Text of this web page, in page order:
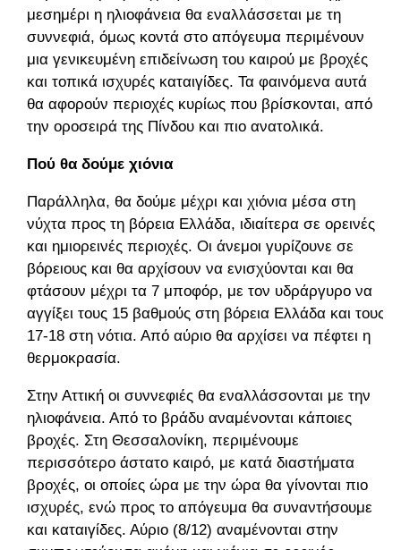
μεσημέρι η ηλιοφάνεια θα εναλλάσσεται με τη
συννεφιά, όμως κοντά στο απόγευμα περιμένουν
μια γενικευμένη επιδείνωση του καιρού με βροχές
και τοπικά ισχυρές καταιγίδες. Τα φαινόμενα αυτά
θα αφορούν περιοχές κυρίως που βρίσκονται, από
την οροσειρά της Πίνδου και πιο ανατολικά.
Πού θα δούμε χιόνια
Παράλληλα, θα δούμε μέχρι και χιόνια μέσα στη
νύχτα προς τη βόρεια Ελλάδα, ιδιαίτερα σε ορεινές
και ημιορεινές περιοχές. Οι άνεμοι γυρίζουνε σε
βόρειους και θα αρχίσουν να ενισχύονται και θα
φτάσουν μέχρι τα 7 μποφόρ, με τον υδράργυρο να
αγγίξει τους 15 βαθμούς στη βόρεια Ελλάδα και τους
17-18 στη νότια. Από αύριο θα αρχίσει να πέφτει η
θερμοκρασία.
Στην Αττική οι συννεφιές θα εναλλάσσονται με την
ηλιοφάνεια. Από το βράδυ αναμένονται κάποιες
βροχές. Στη Θεσσαλονίκη, περιμένουμε
περισσότερο άστατο καιρό, με κατά διαστήματα
βροχές, οι οποίες ώρα με την ώρα θα γίνονται πιο
ισχυρές, ενώ προς το απόγευμα θα συναντήσουμε
και καταιγίδες. Αύριο (8/12) αναμένονται στην